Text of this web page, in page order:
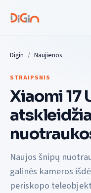
Digin Naujienos
STRAIPSNIS
Xiaomi 17
Naujos šnipų
galinės kameros
periskopo